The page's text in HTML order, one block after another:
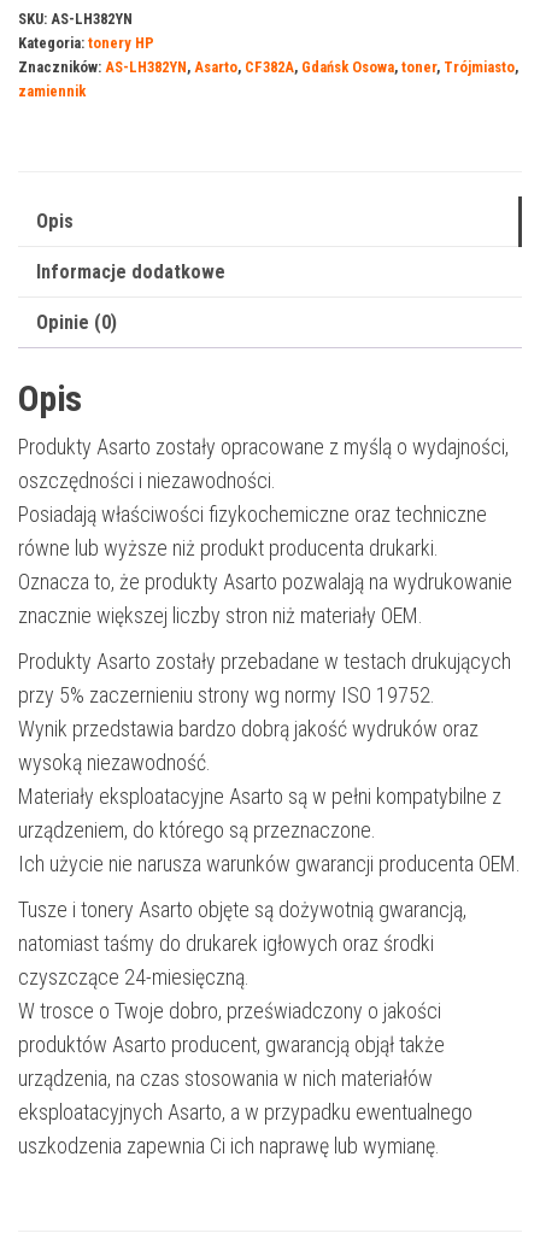
do
HP
312YN
2700
yellow
SKU: AS-LH382YN
Kategoria: tonery HP
Znaczników: AS-LH382YN, Asarto, CF382A, Gdańsk Osowa, toner, Trójmiasto,
zamiennik
Opis
Informacje dodatkowe
Opinie (0)
Opis
Produkty Asarto zostały opracowane z myślą o wydajności,
oszczędności i niezawodności.
Posiadają właściwości fizykochemiczne oraz techniczne
równe lub wyższe niż produkt producenta drukarki.
Oznacza to, że produkty Asarto pozwalają na wydrukowanie
znacznie większej liczby stron niż materiały OEM.
Produkty Asarto zostały przebadane w testach drukujących
przy 5% zaczernieniu strony wg normy ISO 19752.
Wynik przedstawia bardzo dobrą jakość wydruków oraz
wysoką niezawodność.
Materiały eksploatacyjne Asarto są w pełni kompatybilne z
urządzeniem, do którego są przeznaczone.
Ich użycie nie narusza warunków gwarancji producenta OEM.
Tusze i tonery Asarto objęte są dożywotnią gwarancją,
natomiast taśmy do drukarek igłowych oraz środki
czyszczące 24-miesięczną.
W trosce o Twoje dobro, przeświadczony o jakości
produktów Asarto producent, gwarancją objął także
urządzenia, na czas stosowania w nich materiałów
eksploatacyjnych Asarto, a w przypadku ewentualnego
uszkodzenia zapewnia Ci ich naprawę lub wymianę.